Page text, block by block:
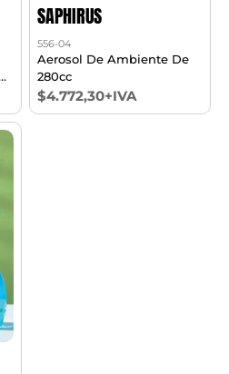
SAPHIRUS
556-04
Aerosol De Ambiente De
280cc
$4.772,30+IVA